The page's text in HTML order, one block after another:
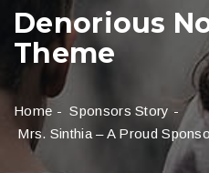
Denorious
Theme
Home -Sponsors Story -
Mrs. Sinthia – A Proud